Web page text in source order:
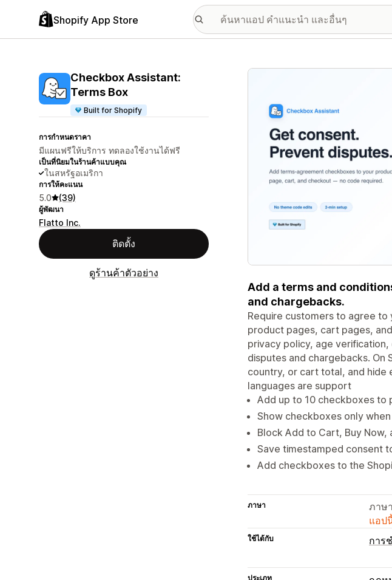
Shopify App Store
Checkbox Assistant:
Terms Box
Built for Shopify
การกำหนดราคา
มีแผนฟรีให้บริการ ทดลองใช้งานได้ฟรี
เป็นที่นิยมในร้านค้าแบบคุณ
ในสหรัฐอเมริกา
การให้คะแนน
5.0 (39)
ผู้พัฒนา
Flatto Inc.
ติดตั้ง
ดูร้านค้าตัวอย่าง
แกลเลอรีรูปภาพที่แสดง
Add a terms and
and chargebacks.
Require customers to agree
product pages, cart pages,
privacy policy, age
disputes and chargebacks.
country, or cart total, and hide
languages are support
Add up to 10 checkboxes to
Show checkboxes only
Block Add to Cart, Buy
Save timestamped consent
Add checkboxes to the
ภาษา
ภาษ
แอป
ใช้ได้กับ การ
ประเภท